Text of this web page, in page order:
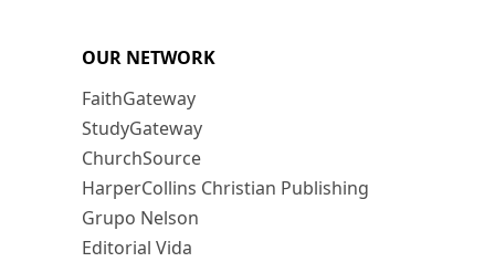
OUR NETWORK
FaithGateway
StudyGateway
ChurchSource
HarperCollins Christian Publishing
Grupo Nelson
Editorial Vida